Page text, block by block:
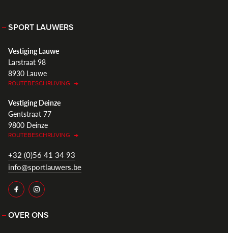
SPORT LAUWERS
Vestiging Lauwe
Larstraat 98
8930 Lauwe
ROUTEBESCHRIJVING
Vestiging Deinze
Gentstraat 77
9800 Deinze
ROUTEBESCHRIJVING
+32 (0)56 41 34 93
info@sportlauwers.be
OVER ONS